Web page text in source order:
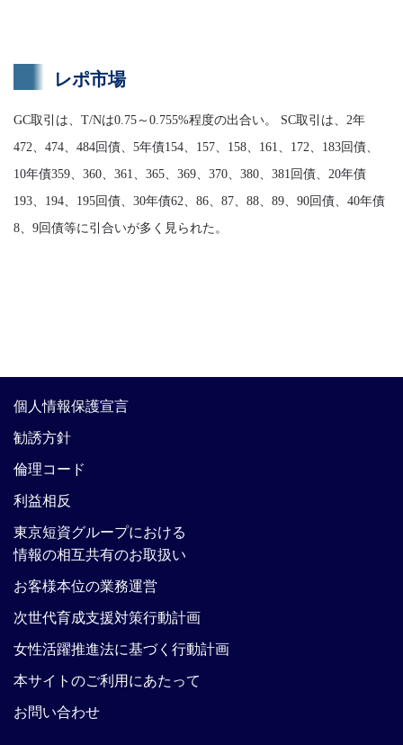
レポ市場
GC取引は、T/Nは0.75～0.755%程度の出合い。 SC取引は、2年
472、474、484回債、5年債154、157、158、161、172、183回債、
10年債359、360、361、365、369、370、380、381回債、20年債
193、194、195回債、30年債62、86、87、88、89、90回債、40年債
8、9回債等に引合いが多く見られた。
個人情報保護宣言
勧誘方針
倫理コード
利益相反
東京短資グループにおける
情報の相互共有のお取扱い
お客様本位の業務運営
次世代育成支援対策行動計画
女性活躍推進法に基づく行動計画
本サイトのご利用にあたって
お問い合わせ